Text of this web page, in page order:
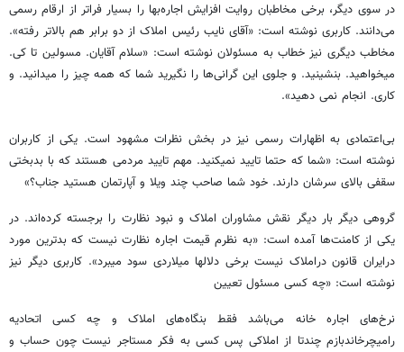
در سوی دیگر، برخی مخاطبان روایت افزایش اجاره‌بها را بسیار فراتر از ارقام رسمی
می‌دانند. کاربری نوشته است: «آقای نایب رئیس املاک از دو برابر هم بالاتر رفته».
مخاطب دیگری نیز خطاب به مسئولان نوشته است: «سلام آقایان. مسولین تا کی.
میخواهید. بنشینید. و جلوی این گرانی‌ها را نگیرید شما که همه چیز را میدانید. و
کاری. انجام نمی دهید».
بی‌اعتمادی به اظهارات رسمی نیز در بخش نظرات مشهود است. یکی از کاربران
نوشته است: «شما که حتما تایید نمیکنید. مهم تایید مردمی هستند که با بدبختی
سقفی بالای سرشان دارند. خود شما صاحب چند ویلا و آپارتمان هستید جناب؟»
گروهی دیگر بار دیگر نقش مشاوران املاک و نبود نظارت را برجسته کرده‌اند. در
یکی از کامنت‌ها آمده است: «به نظرم قیمت اجاره نظارت نیست که بدترین مورد
درایران قانون دراملاک نیست برخی دلالها میلاردی سود میبرد». کاربری دیگر نیز
نوشته است: «چه کسی مسئول تعیین
نرخ‌های اجاره خانه می‌باشد فقط بنگاه‌های املاک و چه کسی اتحادیه
رامیچرخاندبازم چندتا از املاکی پس کسی به فکر مستاجر نیست چون حساب و